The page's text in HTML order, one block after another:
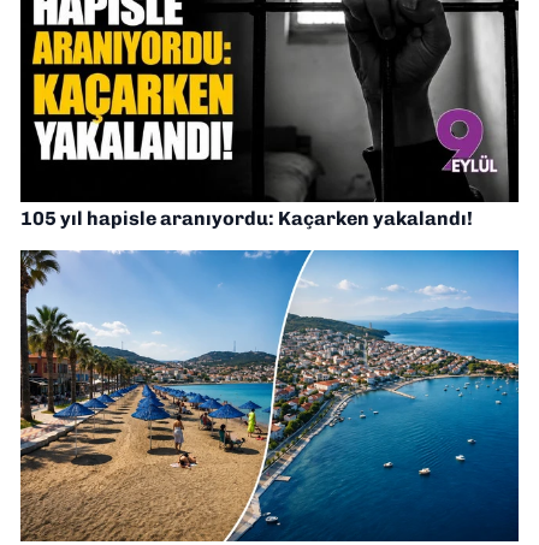
105 yıl hapisle aranıyordu: Kaçarken yakalandı!